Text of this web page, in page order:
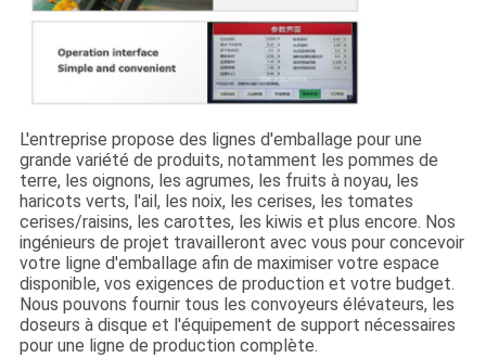
L'entreprise propose des lignes d'emballage pour une
grande variété de produits, notamment les pommes de
terre, les oignons, les agrumes, les fruits à noyau, les
haricots verts, l'ail, les noix, les cerises, les tomates
cerises/raisins, les carottes, les kiwis et plus encore. Nos
ingénieurs de projet travailleront avec vous pour concevoir
votre ligne d'emballage afin de maximiser votre espace
disponible, vos exigences de production et votre budget.
Nous pouvons fournir tous les convoyeurs élévateurs, les
doseurs à disque et l'équipement de support nécessaires
pour une ligne de production complète.